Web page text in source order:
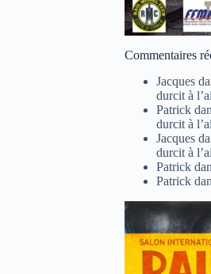
Commentaires
Jacques
durcit à
Patrick
durcit à
Jacques
durcit à
Patrick
Patrick